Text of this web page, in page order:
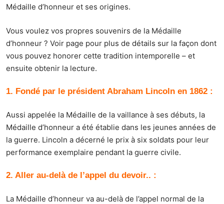
Médaille d’honneur et ses origines.
Vous voulez vos propres souvenirs de la Médaille
d’honneur ? Voir page pour plus de détails sur la façon dont
vous pouvez honorer cette tradition intemporelle – et
ensuite obtenir la lecture.
1. Fondé par le président Abraham Lincoln en 1862 :
Aussi appelée la Médaille de la vaillance à ses débuts, la
Médaille d’honneur a été établie dans les jeunes années de
la guerre. Lincoln a décerné le prix à six soldats pour leur
performance exemplaire pendant la guerre civile.
2. Aller au-delà de l’appel du devoir.. :
La Médaille d’honneur va au-delà de l’appel normal de la